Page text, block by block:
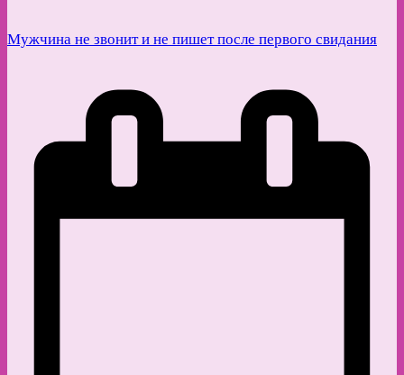
Мужчина не звонит и не пишет после первого свидания